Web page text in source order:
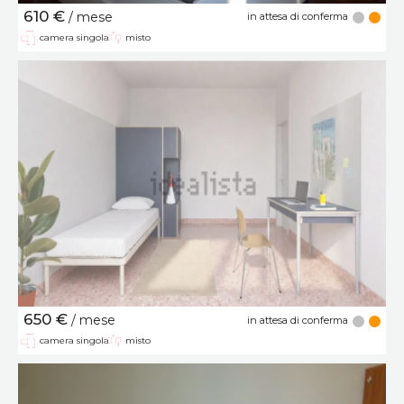
610 € / mese in attesa di conferma
camera singola misto
650 € / mese in attesa di conferma
camera singola misto